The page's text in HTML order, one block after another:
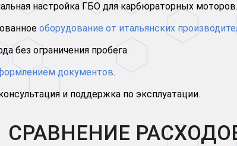
настройка ГБО для карбюраторных моторов.
оборудование от итальянских
без ограничения пробега.
документов.
и поддержка по эксплуатации.
СРАВНЕНИЕ